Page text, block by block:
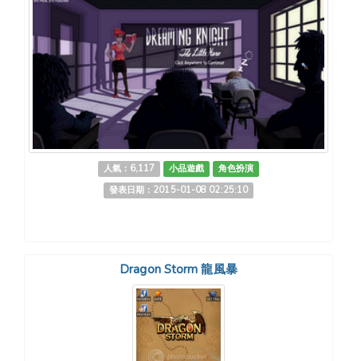
人氣：6,117 小品遊戲
角色扮演
發表日期：2015-01-08 02:25:10
Dragon Storm 龍風暴